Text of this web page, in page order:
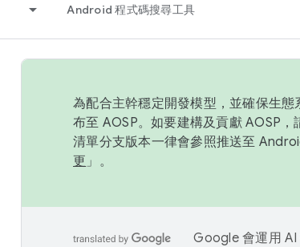
Android 程式碼搜尋工具
為配合主幹穩定開發模型，並確保生
布至 AOSP。如要建構及貢獻 AOSP，
清單分支版本一律會參照推送至
更 」。
Google 會運用 AI